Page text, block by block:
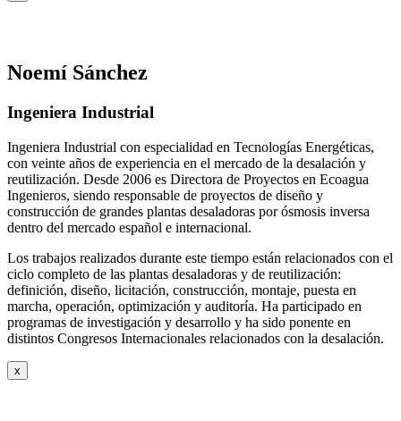
Noemí Sánchez
Ingeniera Industrial
Ingeniera Industrial con especialidad en Tecnologías Energéticas,
con veinte años de experiencia en el mercado de la desalación y
reutilización. Desde 2006 es Directora de Proyectos en Ecoagua
Ingenieros, siendo responsable de proyectos de diseño y
construcción de grandes plantas desaladoras por ósmosis inversa
dentro del mercado español e internacional.
Los trabajos realizados durante este tiempo están relacionados con el
ciclo completo de las plantas desaladoras y de reutilización:
definición, diseño, licitación, construcción, montaje, puesta en
marcha, operación, optimización y auditoría. Ha participado en
programas de investigación y desarrollo y ha sido ponente en
distintos Congresos Internacionales relacionados con la desalación.
x